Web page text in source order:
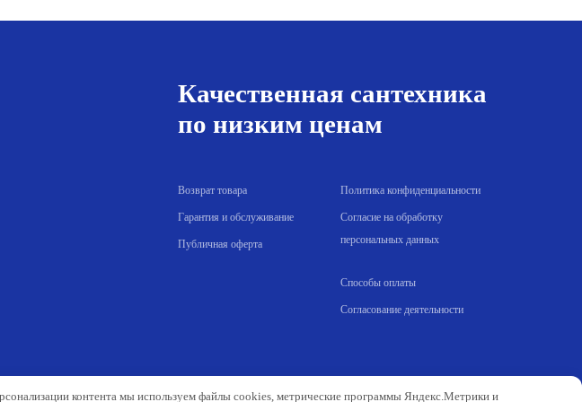
11.00 р..
324.00 р..
Качественная сантехника
по низким ценам
Возврат товара
Гарантия и обслуживание
Публичная оферта
Политика конфиденциальности
Согласие на обработку
персональных данных
Способы оплаты
Согласование деятельности
контента мы используем файлы cookies, метрические программы Яндекс.Метрики и